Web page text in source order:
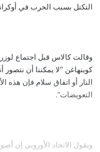
التكتل بسبب الحرب في
وقالت كالاس قبل اجتماع
كوبنهاغن “لا يمكننا أن
النار أو اتفاق سلام فإن هذه
التعويضات”.